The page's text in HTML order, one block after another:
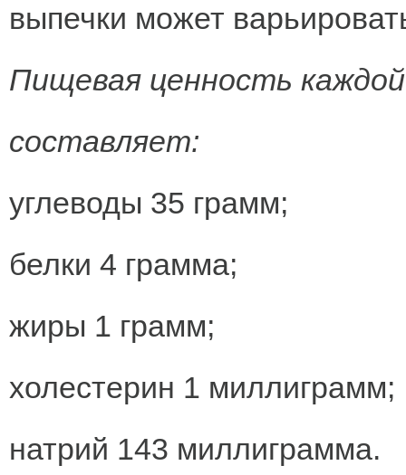
выпечки может
Пищевая ценность
составляет:
углеводы 35 грамм;
белки 4 грамма;
жиры 1 грамм;
холестерин 1 миллиграмм;
натрий 143 миллиграмма.